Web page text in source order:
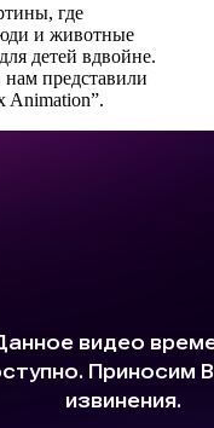
где
и животные
детей вдвойне.
нам представили
Animation”.